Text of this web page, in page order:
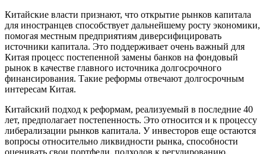
Китайские власти признают, что открытие рынков капитала
для иностранцев способствует дальнейшему росту экономики,
помогая местным предприятиям диверсифицировать
источники капитала. Это поддерживает очень важный для
Китая процесс постепенной замены банков на фондовый
рынок в качестве главного источника долгосрочного
финансирования. Такие реформы отвечают долгосрочным
интересам Китая.
Китайский подход к реформам, реализуемый в последние 40
лет, предполагает постепенность. Это относится и к процессу
либерализации рынков капитала. У инвесторов еще остаются
вопросы относительно ликвидности рынка, способности
оценивать свои портфели, подходов к регулированию,